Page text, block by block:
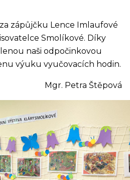
zápůjčku Lence Imlaufové
Smolíkové. Díky
naši odpočinkovou
výuku vyučovacích hodin.
Mgr. Petra Štěpová